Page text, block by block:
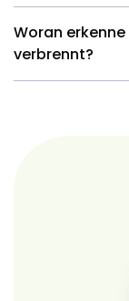
Woran
verbrennt?